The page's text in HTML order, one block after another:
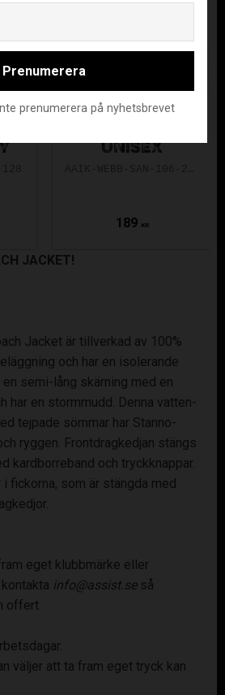
UNISEX
189 KR
JACKET!
Jacket är tillverkad av 100%
och har en isolerande
en semi-lång skärning med en
har en stormmudd. Denna vatten-
tejpade sömmar har Stanno-
ryggen. Frontdragkedjan stängs
kardborreband och tryckknappar.
fickorna, som är stängda med
eget klubbmärke eller
info@assist.seså
offert.
väljer att ta fram eget tryck kan
Prenumerera
prenumerera på nyhetsbrevet